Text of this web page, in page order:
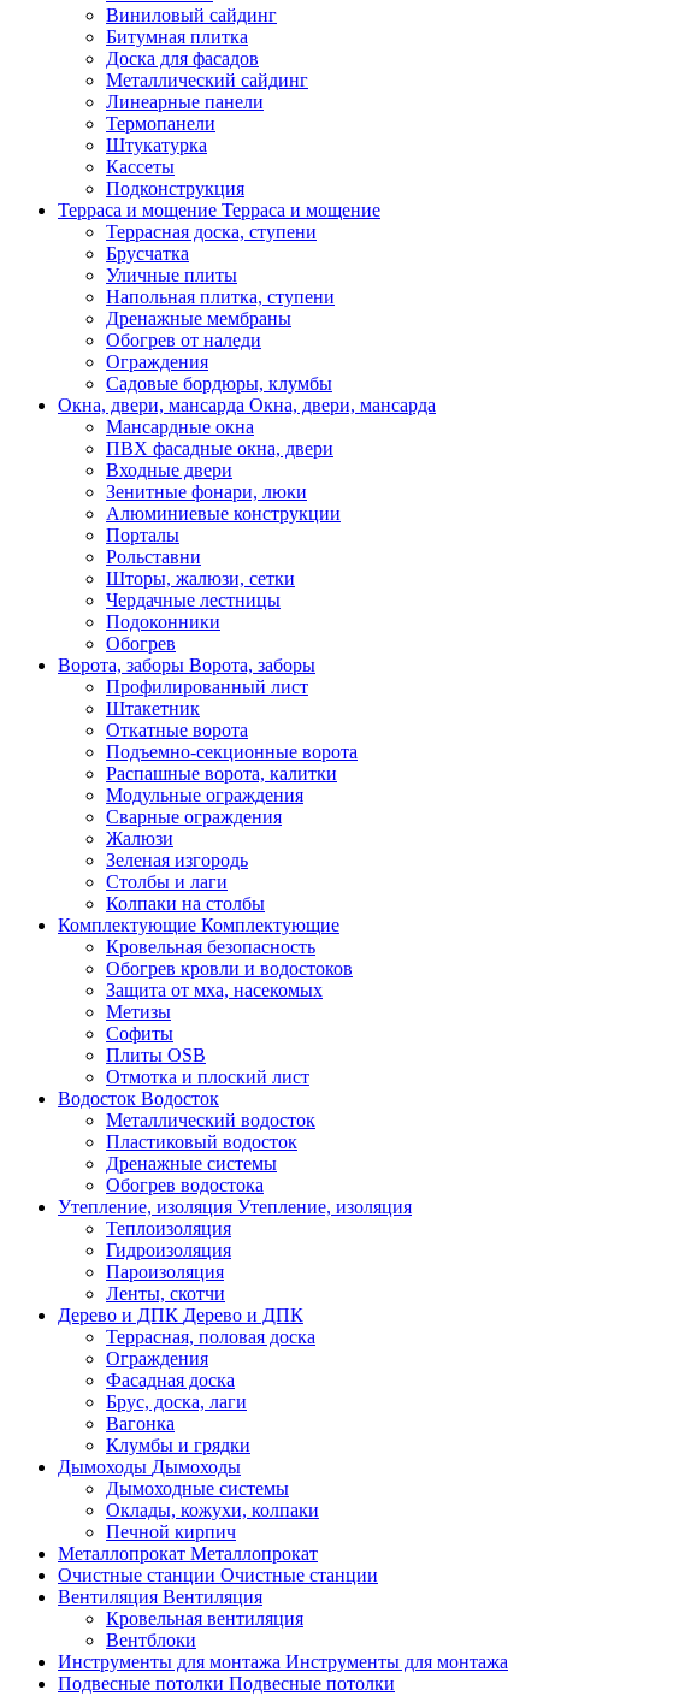
Виниловый сайдинг
Битумная плитка
Доска для фасадов
Металлический сайдинг
Линеарные панели
Термопанели
Штукатурка
Кассеты
Подконструкция
Терраса и мощение Терраса и мощение
Террасная доска, ступени
Брусчатка
Уличные плиты
Напольная плитка, ступени
Дренажные мембраны
Обогрев от наледи
Ограждения
Садовые бордюры, клумбы
Окна, двери, мансарда Окна, двери, мансарда
Мансардные окна
ПВХ фасадные окна, двери
Входные двери
Зенитные фонари, люки
Алюминиевые конструкции
Порталы
Рольставни
Шторы, жалюзи, сетки
Чердачные лестницы
Подоконники
Обогрев
Ворота, заборы Ворота, заборы
Профилированный лист
Штакетник
Откатные ворота
Подъемно-секционные ворота
Распашные ворота, калитки
Модульные ограждения
Сварные ограждения
Жалюзи
Зеленая изгородь
Столбы и лаги
Колпаки на столбы
Комплектующие Комплектующие
Кровельная безопасность
Обогрев кровли и водостоков
Защита от мха, насекомых
Метизы
Софиты
Плиты OSB
Отмотка и плоский лист
Водосток Водосток
Металлический водосток
Пластиковый водосток
Дренажные системы
Обогрев водостока
Утепление, изоляция Утепление, изоляция
Теплоизоляция
Гидроизоляция
Пароизоляция
Ленты, скотчи
Дерево и ДПК Дерево и ДПК
Террасная, половая доска
Ограждения
Фасадная доска
Брус, доска, лаги
Вагонка
Клумбы и грядки
Дымоходы Дымоходы
Дымоходные системы
Оклады, кожухи, колпаки
Печной кирпич
Металлопрокат Металлопрокат
Очистные станции Очистные станции
Вентиляция Вентиляция
Кровельная вентиляция
Вентблоки
Инструменты для монтажа Инструменты для монтажа
Подвесные потолки Подвесные потолки